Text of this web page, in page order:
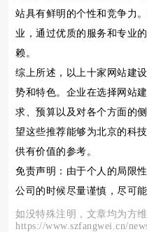
站具有鲜明的个性和竞争力
业，通过优质的服务和专业
赖。
综上所述，以上十家网站建
势和特色。企业在选择网站
求、预算以及对各个方面的
望这些推荐能够为北京的科
供有价值的参考。
免责声明：由于个人的局限
公司的时候尽量谨慎，尽可
如没特殊注明，文章均为方
https://www.szfangwei.cn/